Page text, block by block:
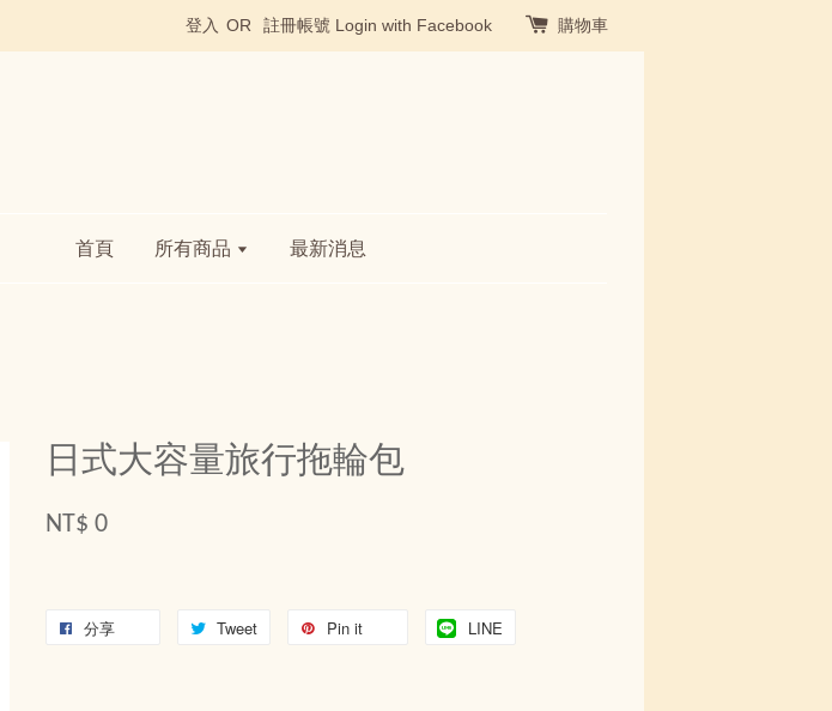
登入 OR 註冊帳號 Login with Facebook 購物車
首頁 所有商品 最新消息
日式大容量旅行拖輪包
NT$ 0
分享 Tweet Pin it LINE